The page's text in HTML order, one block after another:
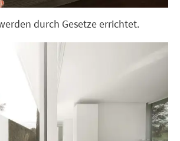
durch Gesetze errichtet.